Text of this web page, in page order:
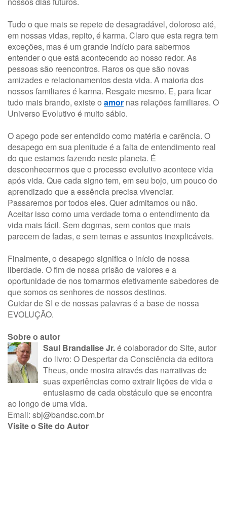
Tudo o que mais se repete de desagradável, doloroso até,
em nossas vidas, repito, é karma. Claro que esta regra tem
exceções, mas é um grande indício para sabermos
entender o que está acontecendo ao nosso redor. As
pessoas são reencontros. Raros os que são novas
amizades e relacionamentos desta vida. A maioria dos
nossos familiares é karma. Resgate mesmo. E, para ficar
tudo mais brando, existe o amor nas relações familiares. O
Universo Evolutivo é muito sábio.
O apego pode ser entendido como matéria e carência. O
desapego em sua plenitude é a falta de entendimento real
do que estamos fazendo neste planeta. É
desconhecermos que o processo evolutivo acontece vida
após vida. Que cada signo tem, em seu bojo, um pouco do
aprendizado que a essência precisa vivenciar.
Passaremos por todos eles. Quer admitamos ou não.
Aceitar isso como uma verdade torna o entendimento da
vida mais fácil. Sem dogmas, sem contos que mais
parecem de fadas, e sem temas e assuntos inexplicáveis.
Finalmente, o desapego significa o início de nossa
liberdade. O fim de nossa prisão de valores e a
oportunidade de nos tornarmos efetivamente sabedores de
que somos os senhores de nossos destinos.
Cuidar de SI e de nossas palavras é a base de nossa
EVOLUÇÃO.
Sobre o autor
Saul Brandalise Jr.é colaborador do Site, autor
do livro: O Despertar da Consciência da editora
Theus, onde mostra através das narrativas de
suas experiências como extrair lições de vida e
entusiasmo de cada obstáculo que se encontra
ao longo de uma vida.
Email: sbj@bandsc.com.br
Visite o Site do Autor